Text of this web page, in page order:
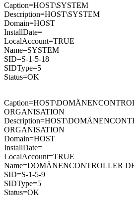
Caption=HOST\SYSTEM
Description=HOST\SYSTEM
Domain=HOST
InstallDate=
LocalAccount=TRUE
Name=SYSTEM
SID=S-1-5-18
SIDType=5
Status=OK
ORGANISATION
ORGANISATION
Domain=HOST
InstallDate=
LocalAccount=TRUE
Name=DOMÄNENCONTROLLER
SID=S-1-5-9
SIDType=5
Status=OK